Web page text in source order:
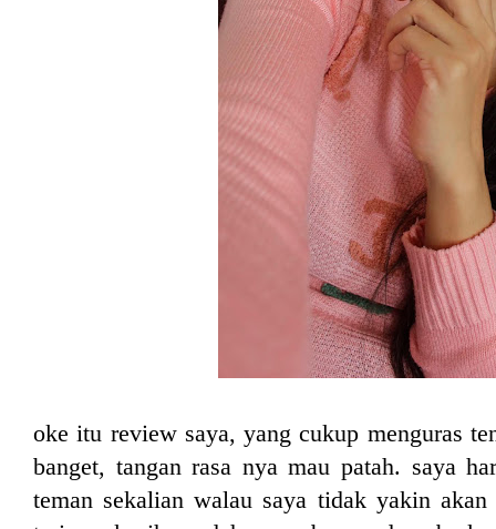
oke itu review saya, yang cukup menguras
banget, tangan rasa nya mau patah. saya
teman sekalian walau saya tidak yakin